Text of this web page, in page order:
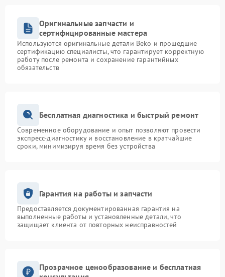
Оригинальные запчасти и
сертифицированные мастера
Используются оригинальные детали Beko и прошедшие
сертификацию специалисты, что гарантирует корректную
работу после ремонта и сохранение гарантийных
обязательств
Бесплатная диагностика и быстрый ремонт
Современное оборудование и опыт позволяют провести
экспресс-диагностику и восстановление в кратчайшие
сроки, минимизируя время без устройства
Гарантия на работы и запчасти
Предоставляется документированная гарантия на
выполненные работы и установленные детали, что
защищает клиента от повторных неисправностей
Прозрачное ценообразование и бесплатная